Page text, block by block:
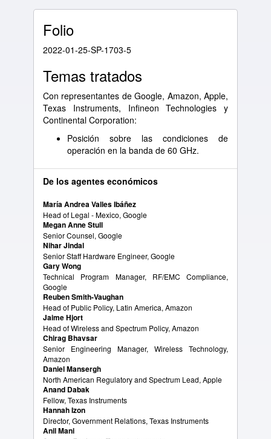
Folio
2022-01-25-SP-1703-5
Temas tratados
Con representantes de Google, Amazon, Apple,
Texas Instruments, Infineon Technologies y
Continental Corporation:
Posición sobre las condiciones de
operación en la banda de 60 GHz.
De los agentes económicos
María Andrea Valles Ibáñez
Head of Legal - Mexico, Google
Megan Anne Stull
Senior Counsel, Google
Nihar Jindal
Senior Staff Hardware Engineer, Google
Gary Wong
Technical Program Manager, RF/EMC Compliance,
Google
Reuben Smith-Vaughan
Head of Public Policy, Latin America, Amazon
Jaime Hjort
Head of Wireless and Spectrum Policy, Amazon
Chirag Bhavsar
Senior Engineering Manager, Wireless Technology,
Amazon
Daniel Mansergh
North American Regulatory and Spectrum Lead, Apple
Anand Dabak
Fellow, Texas Instruments
Hannah Izon
Director, Government Relations, Texas Instruments
Anil Mani